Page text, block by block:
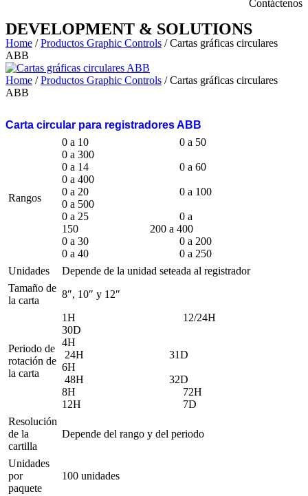
Contáctenos
DEVELOPMENT & SOLUTIONS
Home /Productos Graphic Controls / Cartas gráficas circulares
ABB
Home /Productos Graphic Controls / Cartas gráficas circulares
ABB
Carta circular para registradores ABB
Rangos
0 a 10 0 a 50
0 a 300
0 a 14 0 a 60
0 a 400
0 a 20 0 a 100
0 a 500
0 a 25 0 a
150 200 a 400
0 a 30 0 a 200
0 a 40 0 a 250
Unidades
Depende de la unidad seteada al registrador
Tamaño de
la carta
8″, 10″ y 12″
Periodo de
rotación de
la carta
1H 12/24H
30D
4H
24H 31D
6H
48H 32D
8H 72H
12H 7D
Resolución
de la
cartilla
Depende del rango y del periodo
Unidades
por
paquete
100 unidades